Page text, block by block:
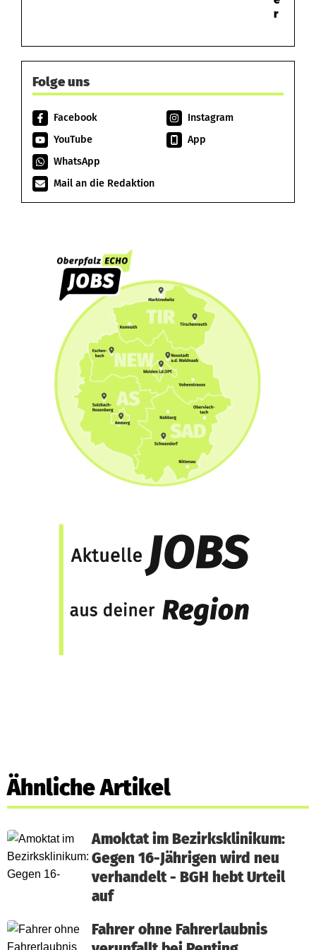
r
Folge uns
Facebook
Instagram
YouTube
App
WhatsApp
Mail an die Redaktion
Ähnliche Artikel
Amoktat im Bezirksklinikum:
Gegen 16-Jährigen wird neu
verhandelt - BGH hebt Urteil
auf
Fahrer ohne Fahrerlaubnis